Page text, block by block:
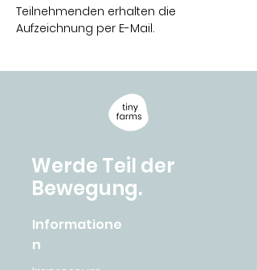
Teilnehmenden erhalten die
Aufzeichnung per E-Mail.
Werde Teil der
Bewegung.
Informatione
n